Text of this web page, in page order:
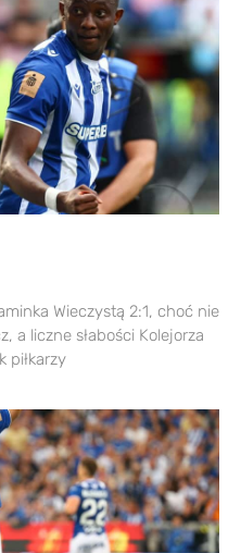
Wieczystą 2:1, choć nie
a liczne słabości Kolejorza
piłkarzy